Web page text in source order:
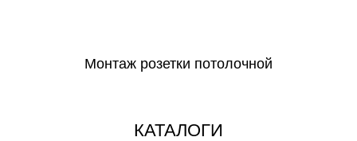
Монтаж розетки потолочной
КАТАЛОГИ